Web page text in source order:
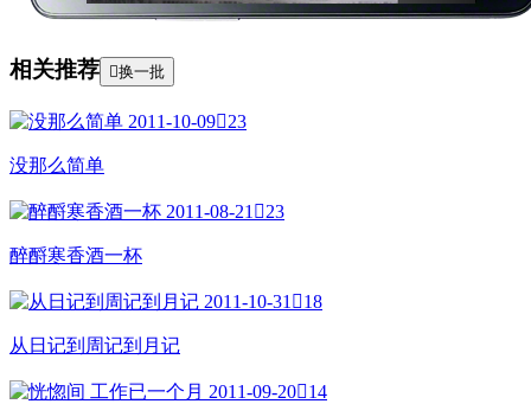
相关推荐 换一批
2011-10-0923
没那么简单
2011-08-21 23
醉酹寒香酒一杯
2011-10-31 18
从日记到周记到月记
2011-09-2014